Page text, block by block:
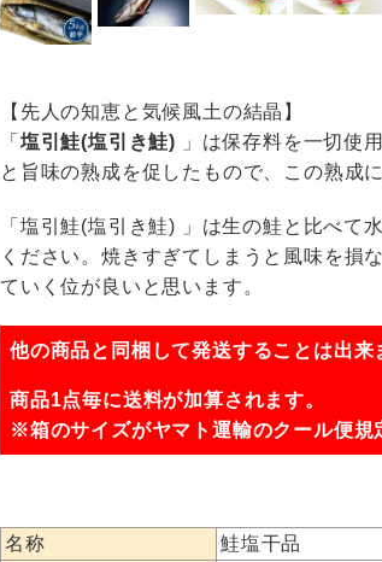
【先人の知恵と気候風土の結晶】
「 塩引鮭(塩引き鮭)
」は保存料を一切使
と旨味の熟成を促したもので、この熟成
「塩引鮭(塩引き鮭) 」は生の鮭と比べて
ください。焼きすぎてしまうと風味を損
ていく位が良いと思います。
他の商品と同梱して発送することは出来
商品1点毎に送料が加算されます。
※箱のサイズがヤマト運輸のクール便規
名称
鮭塩干品